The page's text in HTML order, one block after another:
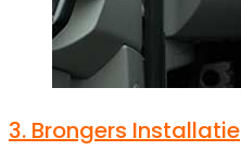
3. Brongers Installatie